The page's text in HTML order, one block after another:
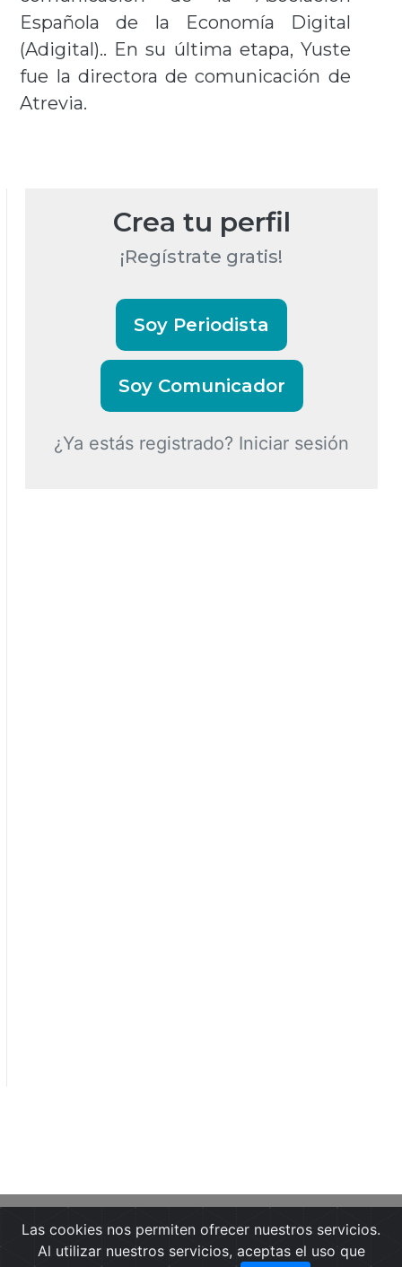
Española de la Economía Digital
(Adigital).. En su última etapa, Yuste
fue la directora de comunicación de
Atrevia.
Crea tu perfil
¡Regístrate gratis!
Soy Periodista
Soy Comunicador
¿Ya estás registrado? Iniciar sesión
Portada Noticias
Guía de Medios
Notas de prensa
Textos Legales
Las cookies nos permiten ofrecer nuestros servicios.
Al utilizar nuestros servicios, aceptas el uso que